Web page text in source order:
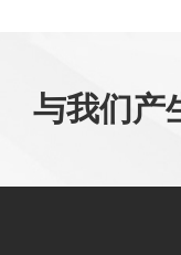
与我们产